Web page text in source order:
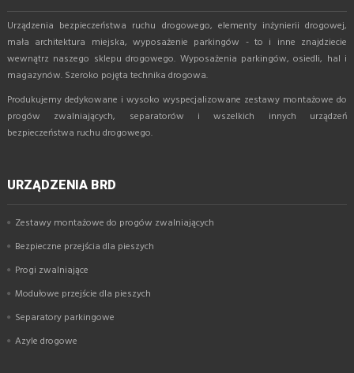
Urządzenia bezpieczeństwa ruchu drogowego, elementy inżynierii drogowej,
mała architektura miejska, wyposażenie parkingów - to i inne znajdziecie
wewnątrz naszego sklepu drogowego. Wyposażenia parkingów, osiedli, hal i
magazynów. Szeroko pojęta technika drogowa.
Produkujemy dedykowane i wysoko wyspecjalizowane zestawy montażowe do
progów zwalniających, separatorów i wszelkich innych urządzeń
bezpieczeństwa ruchu drogowego.
URZĄDZENIA BRD
Zestawy montażowe do progów zwalniających
Bezpieczne przejścia dla pieszych
Progi zwalniające
Modułowe przejście dla pieszych
Separatory parkingowe
Azyle drogowe